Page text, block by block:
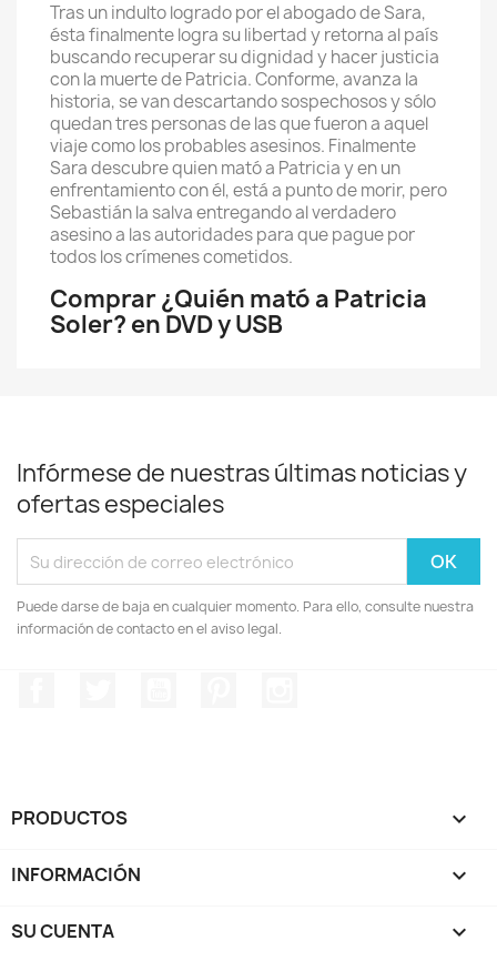
Tras un indulto logrado por el abogado de Sara,
ésta finalmente logra su libertad y retorna al país
buscando recuperar su dignidad y hacer justicia
con la muerte de Patricia. Conforme, avanza la
historia, se van descartando sospechosos y sólo
quedan tres personas de las que fueron a aquel
viaje como los probables asesinos. Finalmente
Sara descubre quien mató a Patricia y en un
enfrentamiento con él, está a punto de morir, pero
Sebastián la salva entregando al verdadero
asesino a las autoridades para que pague por
todos los crímenes cometidos.
Comprar ¿Quién mató a Patricia
Soler? en DVD y USB
Infórmese de nuestras últimas noticias y
ofertas especiales
Puede darse de baja en cualquier momento. Para ello, consulte nuestra
información de contacto en el aviso legal.
PRODUCTOS 
INFORMACIÓN 
SU CUENTA 